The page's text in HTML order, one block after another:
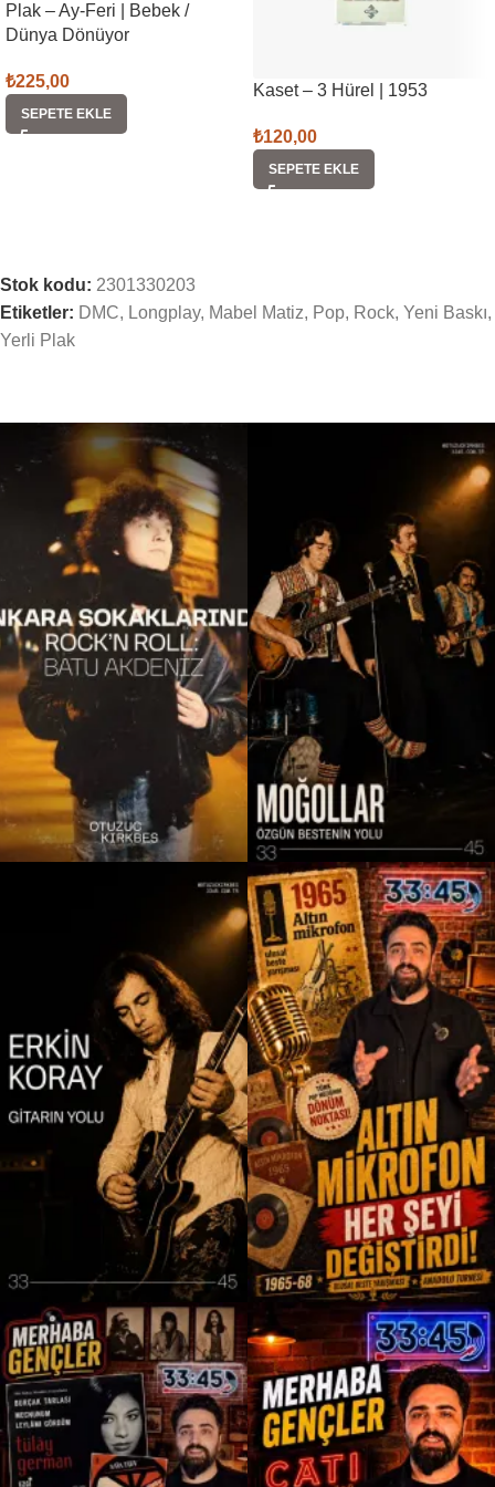
Plak – Ay-Feri | Bebek /
Dünya Dönüyor
₺225,00
SEPETE EKLE
Kaset – 3 Hürel | 1953
₺120,00
SEPETE EKLE
Stok kodu: 2301330203
Etiketler: DMC, Longplay, Mabel Matiz, Pop, Rock, Yeni Baskı,
Yerli Plak